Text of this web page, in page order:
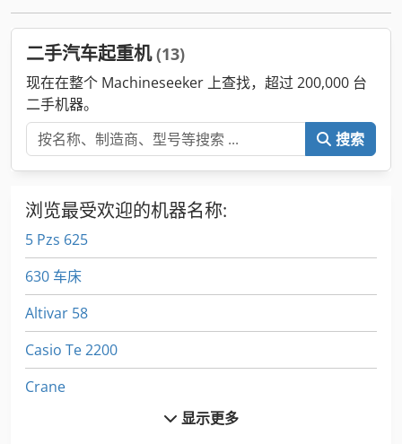
275,000 毫米, 总高度:4,000 毫米
12,000 千克, 允许轴载（第2轴）: 12,000 千克, 允许轴载（第3
轴）: 12,000 千克 , 运转小时: 11,767 h
, 设备:
EBS（电子制动系统）, USB端口, 动力转向, 卡车注册, 安全气囊,
完整保养记录, 导航系统, 烟尘过滤器, 牵引力控制, 电动窗调节,
空调, 起重机, 车载电脑, 车辆注册, 轮胎压力监测, 防抱死制动系
统 (ABS), 雾灯,
二手汽车起重机(13)
现在在整个 Machineseeker 上查找，超过 200,000 台
二手机器。
搜索
浏览最受欢迎的机器名称:
5 Pzs 625
630 车床
Altivar 58
Casio Te 2200
Crane
显示更多